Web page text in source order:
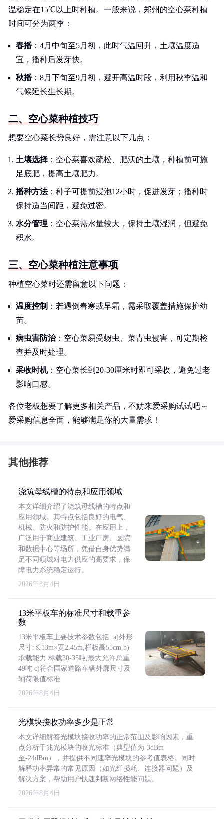
温稳定在15℃以上时种植。一般来说，郑州的空心菜种植
时间可分为两季：
春播：4月中旬至5月初，此时气温回升，土壤温度适
宜，播种后发芽快。
秋播：8月下旬至9月初，避开高温时段，利用秋季温和
气候延长生长期。
二、空心菜种植技巧
想要空心菜长势良好，需注意以下几点：
土壤选择 ：空心菜喜欢疏松、肥沃的土壤，种植前可施
足底肥，提高土壤肥力。
播种方法：种子可提前浸泡12小时，促进发芽；播种时
保持适当间距，避免过密。
水分管理 ：空心菜需水量较大，保持土壤湿润，但避免
积水。
三、空心菜种植注意事项
种植空心菜时还需留意以下问题：
温度控制 ：若遇倒春寒或早霜，需采取覆盖措施保护幼
苗。
病虫害防治：空心菜易受蚜虫、菜青虫侵害，可定期检
查并及时处理。
采收时机：空心菜长到20-30厘米时即可采收，避免过老
影响口感。
各位老板想要了解更多相关产品，不妨来爱采购试试吧～
爱采购信息全面，能够满足你的大量需求！
其他推荐
浇筑母线槽的特点和应用领域
本文详细介绍了浇筑母线槽的特点和
应用领域。其特点包括良好的电气、
机械、防火和防护性能。在应用上，
广泛用于商业建筑、工业厂房、医院
和数据中心等场所，凭借自身优势满
足不同领域对电力供应的高要求，保
障电力系统稳定运行。
2026年8月4日
13米平板车的标准尺寸和载重参
数
13米平板车主要技术参数包括: a)外形
尺寸:长13m×宽2.45m,栏板高55cm b)
承载能力:标载30-35吨,最大允许总重
49吨 c)符合国家道路车辆外廓尺寸及
轴荷限值标准
2026年8月4日
光模块接收功率多少是正常
本文详细解答光模块接收功率的正常范围及影响因素，重
点分析千兆光模块的收光标准（典型值为-3dBm
至-24dBm），并提供不同速率光模块的参考值表格。同时
解释功率异常的常见原因（如光纤损耗、连接器问题）及
解决方案，帮助用户快速判断网络性能问题。
2026年8月4日